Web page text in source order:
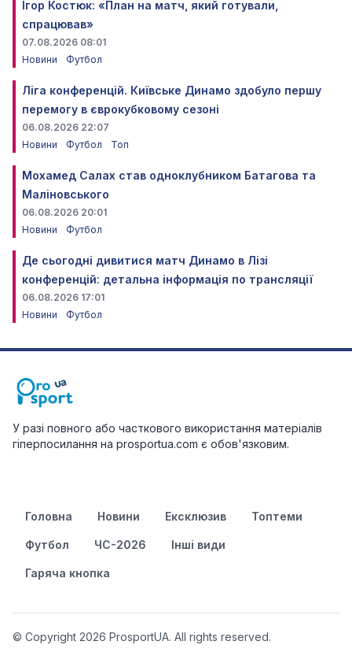
Ігор Костюк: «План на матч, який готували,
спрацював»
07.08.2026 08:01
Новини
Футбол
Ліга конференцій. Київське Динамо здобуло першу
перемогу в єврокубковому сезоні
06.08.2026 22:07
Новини
Футбол Топ
Мохамед Салах став одноклубником Батагова та
Маліновського
06.08.2026 20:01
Новини
Футбол
Де сьогодні дивитися матч Динамо в Лізі
конференцій: детальна інформація по трансляції
06.08.2026 17:01
Новини
Футбол
У разі повного або часткового використання матеріалів
гіперпосилання на prosportua.com є обов'язковим.
Головна Новини Ексклюзив Топтеми
Футбол ЧС-2026 Інші види
Гаряча кнопка
© Copyright 2026 ProsportUA. All rights reserved.